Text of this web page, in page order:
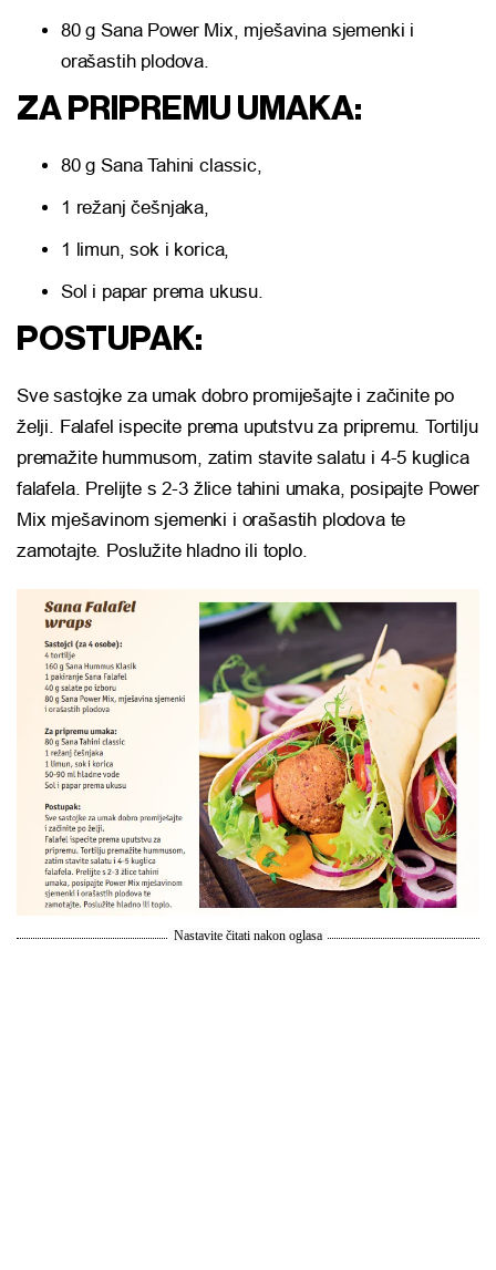
80 g Sana Power Mix, mješavina sjemenki i
orašastih plodova.
ZA PRIPREMU UMAKA:
80 g Sana Tahini classic,
1 režanj češnjaka,
1 limun, sok i korica,
Sol i papar prema ukusu.
POSTUPAK:
Sve sastojke za umak dobro promiješajte i začinite po
želji. Falafel ispecite prema uputstvu za pripremu. Tortilju
premažite hummusom, zatim stavite salatu i 4-5 kuglica
falafela. Prelijte s 2-3 žlice tahini umaka, posipajte Power
Mix mješavinom sjemenki i orašastih plodova te
zamotajte. Poslužite hladno ili toplo.
Nastavite čitati nakon oglasa